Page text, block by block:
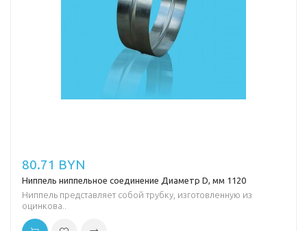
80.71 BYN
Ниппель ниппельное соединение Диаметр D, мм 1120
Ниппель представляет собой трубку, изготовленную из
оцинкова..